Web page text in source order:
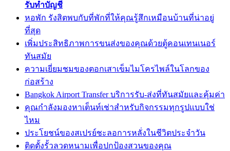
รับทำบัญชี
หอพัก รังสิตพบกับที่พักที่ให้คุณรู้สึกเหมือนบ้านที่น่าอยู่
ที่สุด
เพิ่มประสิทธิภาพการขนส่งของคุณด้วยตู้คอนเทนเนอร์
ทันสมัย
ความเยี่ยมชมของตอกเสาเข็มไมโครไพล์ในโลกของ
ก่อสร้าง
Bangkok Airport Transfer บริการรับ-ส่งที่ทันสมัยและคุ้มค่า
คุณกำลังมองหาเต็นท์เช่าสำหรับกิจกรรมทุกรูปแบบใช่
ไหม
ประโยชน์ของสเปรย์ชะลอการหลั่งในชีวิตประจำวัน
ติดตั้งรั้วลวดหนามเพื่อปกป้องสวนของคุณ